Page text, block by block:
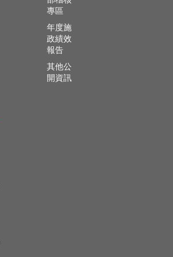
專區
年度施
政績效
報告
其他公
開資訊